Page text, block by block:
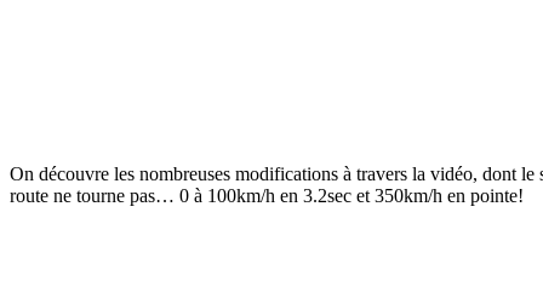
On découvre les nombreuses modifications à travers la vidéo, dont
route ne tourne pas… 0 à 100km/h en 3.2sec et 350km/h en pointe!